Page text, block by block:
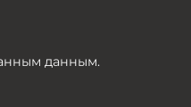
данным.